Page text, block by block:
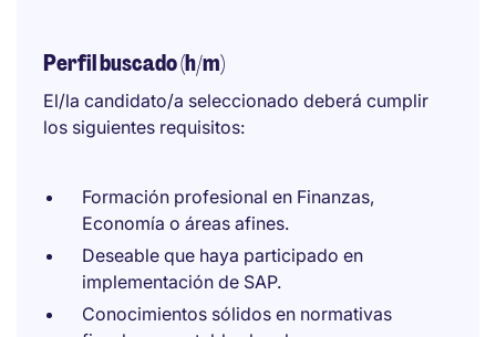
Perfil buscado (h/m)
El/la candidato/a seleccionado deberá cumplir
los siguientes requisitos:
Formación profesional en Finanzas,
Economía o áreas afines.
Deseable que haya participado en
implementación de SAP.
Conocimientos sólidos en normativas